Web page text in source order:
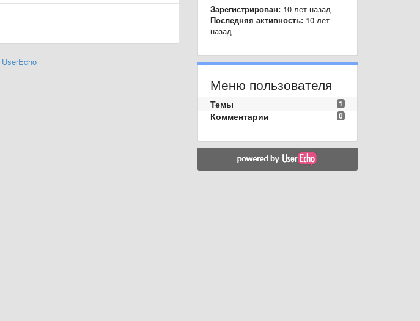
UserEcho
Зарегистрирован: 10 лет назад
Последняя активность: 10 лет
назад
Меню пользователя
1
Темы
0
Комментарии